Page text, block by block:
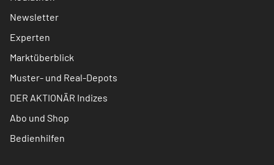
Newsletter
Experten
Marktüberblick
Muster- und Real-Depots
DER AKTIONÄR Indizes
Abo und Shop
Bedienhilfen